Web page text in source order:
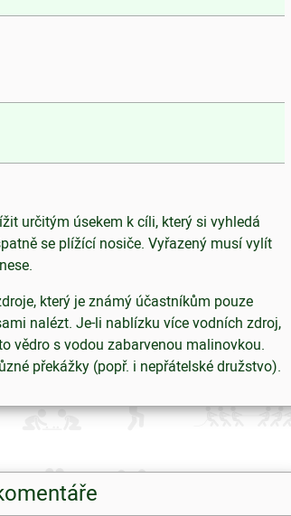
určitým úsekem k cíli, který si vyhledá
se plížící nosiče. Vyřazený musí vylít
který je známý účastníkům pouze
nalézt. Je-li nablízku více vodních zdroj,
vědro s vodou zabarvenou malinovkou.
překážky (popř. i nepřátelské družstvo).